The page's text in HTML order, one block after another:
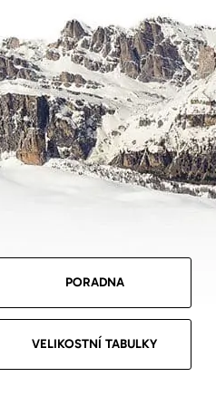
PORADNA
VELIKOSTNÍ TABULKY